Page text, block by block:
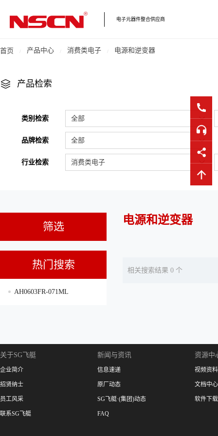
电子元器件整合供应商
首页 产品中心 消费类电子 电源和逆变器
产品检索
类别检索 全部
品牌检索 全部
行业检索 消费类电子
筛选
热门搜索
AH0603FR-071ML
电源和逆变器
相关搜索结果 0 个
关于SG飞艇
企业简介
招贤纳士
员工风采
联系SG飞艇
新闻与资讯
信息速递
原厂动态
SG飞艇·(集团)动态
FAQ
资源中
视频资料
文档中心
软件下载